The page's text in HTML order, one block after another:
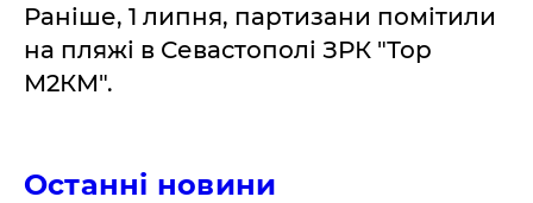
Раніше, 1 липня, партизани помітили
на пляжі в Севастополі ЗРК "Тор
М2КМ".
Останні новини